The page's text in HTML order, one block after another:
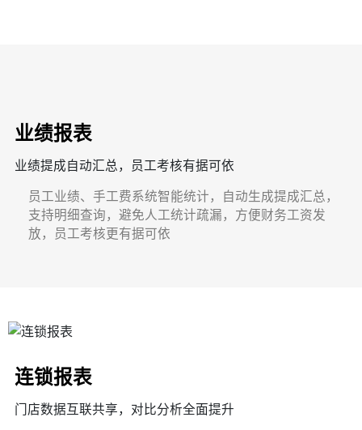
业绩报表
业绩提成自动汇总，员工考核有据可依
员工业绩、手工费系统智能统计，自动生成提成汇总，
支持明细查询，避免人工统计疏漏，方便财务工资发
放，员工考核更有据可依
连锁报表
门店数据互联共享，对比分析全面提升